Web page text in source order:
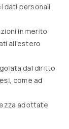
dati personali
in merito
all’estero
dal diritto
come ad
adottate